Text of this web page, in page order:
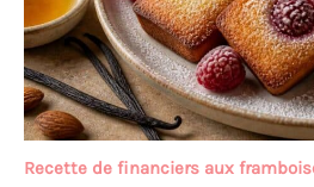
Recette de financiers aux